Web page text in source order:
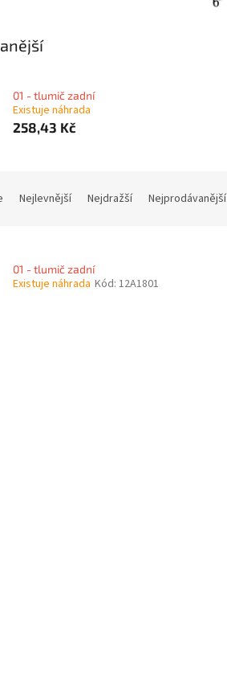
01 - tlumič zadní
Existuje náhrada
258,43 Kč
Nejlevnější Nejdražší Nejprodávanější
01 - tlumič zadní
Existuje náhrada Kód: 12A1801